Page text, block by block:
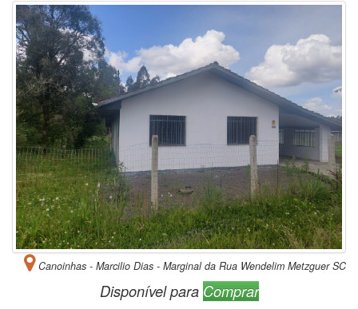
Canoinhas - Marcilio Dias - Marginal da Rua Wendelim Metzguer SC
Disponível para Comprar